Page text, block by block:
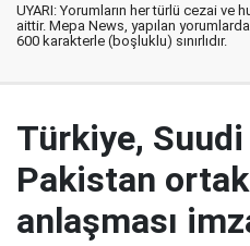
UYARI: Yorumların her türlü cezai ve
aittir. Mepa News, yapılan
600 karakterle (boşluklu) sınırlıdır.
Türkiye,
Pakistan
anlaşması